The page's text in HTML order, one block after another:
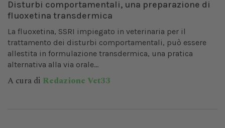
Disturbi comportamentali, una preparazione di
fluoxetina transdermica
La fluoxetina, SSRI impiegato in veterinaria per il
trattamento dei disturbi comportamentali, può essere
allestita in formulazione transdermica, una pratica
alternativa alla via orale...
A cura di Redazione Vet33